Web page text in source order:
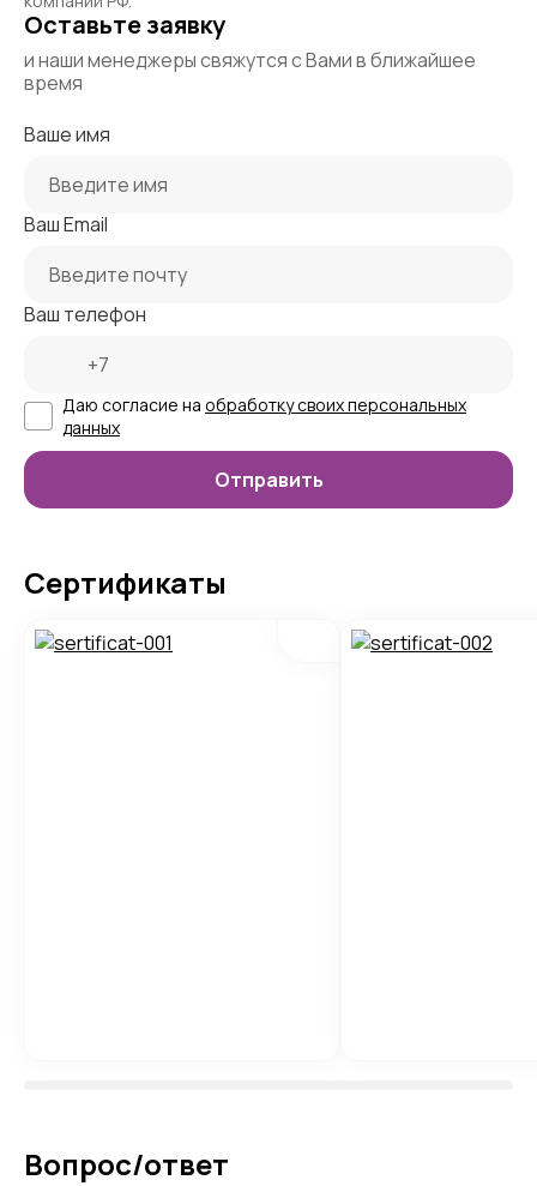
Оставьте заявку
и наши менеджеры свяжутся с Вами в ближайшее
время
Ваше имя
Ваш Email
Ваш телефон
Даю согласие на обработку своих персональных
данных
Сертификаты
Вопрос/ответ